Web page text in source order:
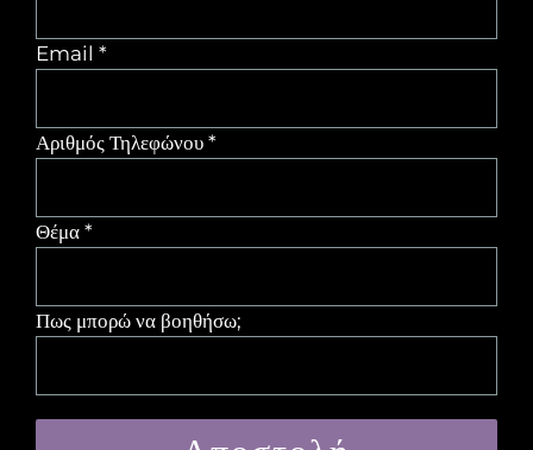
Email *
Αριθμός Τηλεφώνου *
Θέμα *
Πως μπορώ να βοηθήσω;